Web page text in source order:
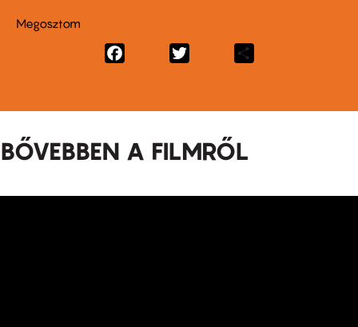
Megosztom
Facebook
BŐVEBBEN A FILMRŐL